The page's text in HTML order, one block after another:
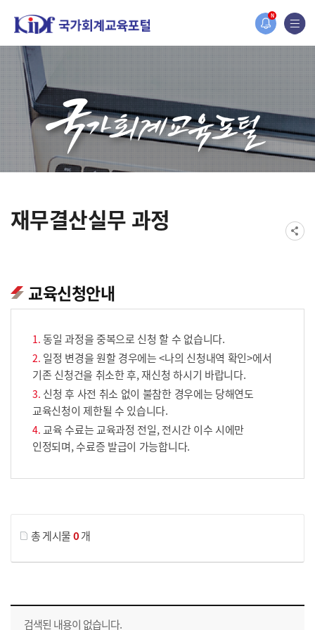
N
홈페이지가 새롭게 개편되었습니다.
한국조세재정연구원홈페이지가 새롭게 개설되었습니다.
재무결산실무 과정
교육신청안내
동일 과정을 중복으로 신청 할 수 없습니다.
일정 변경을 원할 경우에는 <나의 신청내역 확인>에서
기존 신청건을 취소한 후, 재신청 하시기 바랍니다.
신청 후 사전 취소 없이 불참한 경우에는 당해연도
교육신청이 제한될 수 있습니다.
교육 수료는 교육과정 전일, 전시간 이수 시에만
인정되며, 수료증 발급이 가능합니다.
총 게시물0개
교육신청 목록을 나타낸 표로 회차, 지역, 접수기간, 교육기간, 교육장소, 신청인원/모집인원, 상태로 나뉘어 설명합니다.
검색된 내용이 없습니다.